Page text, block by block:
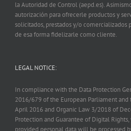
la Autoridad de Control (aepd.es).
autorización para ofrecerle productos y
solicitados, prestados y/o comercializados
de esa forma fidelizarle como cliente.
LEGAL NOTICE:
In compliance with the Data Protection
2016/679 of the European Parliament
April 2016 and Organic Law 3/2018 of
Protection and Guarantee of Digital